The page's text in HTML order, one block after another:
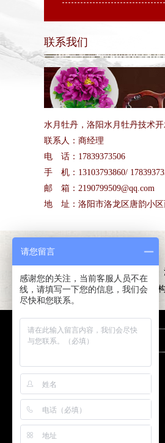
联系我们
水月牡丹，洛阳水月牡丹技术开
联系人：商经理
电 话：17839373506
手 机：13103793860/
邮 箱：2190799509@qq.com
地 址：洛阳市洛龙区唐韵小区
友情链接
硫磺颗粒 洛阳锌钢护栏
证
| 勐舍普洱茶 车棚膜结构
请您留言
感谢您的关注，当前客服人员不在
线，请填写一下您的信息，我们会
尽快和您联系。